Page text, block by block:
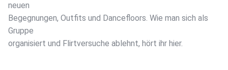
neuen
Begegnungen, Outfits und Dancefloors. Wie man sich als
Gruppe
organisiert und Flirtversuche ablehnt, hört ihr hier.